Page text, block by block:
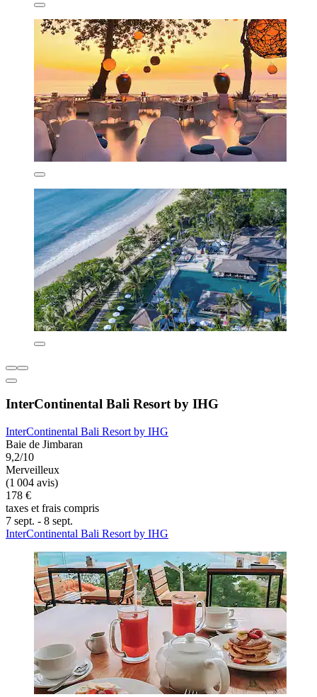
InterContinental Bali Resort by IHG
InterContinental Bali Resort by IHG
Baie de Jimbaran
9,2/10
Merveilleux
(1 004 avis)
178 €
taxes et frais compris
7 sept. - 8 sept.
InterContinental Bali Resort by IHG